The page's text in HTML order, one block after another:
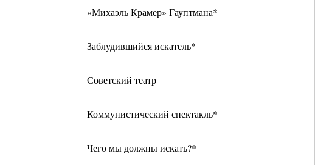
«Михаэль Крамер» Гауптмана*
Заблудившийся искатель*
Советский театр
Коммунистический спектакль*
Чего мы должны искать?*